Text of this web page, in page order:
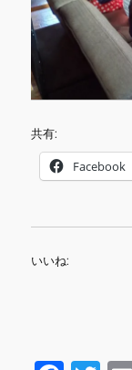
共有:
Facebook
いいね: